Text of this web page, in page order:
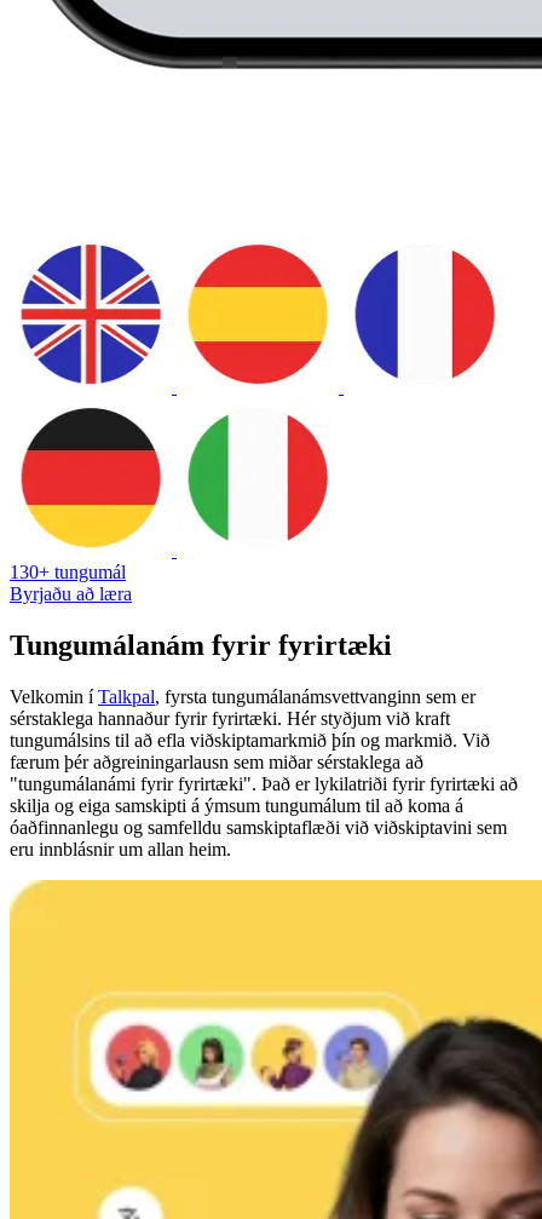
130+ tungumál
Byrjaðu að læra
Tungumálanám fyrir fyrirtæki
Velkomin íTalkpal, fyrsta tungumálanámsvettvanginn sem er
sérstaklega hannaður fyrir fyrirtæki. Hér styðjum við kraft
tungumálsins til að efla viðskiptamarkmið þín og markmið. Við
færum þér aðgreiningarlausn sem miðar sérstaklega að
"tungumálanámi fyrir fyrirtæki". Það er lykilatriði fyrir fyrirtæki að
skilja og eiga samskipti á ýmsum tungumálum til að koma á
óaðfinnanlegu og samfelldu samskiptaflæði við viðskiptavini sem
eru innblásnir um allan heim.